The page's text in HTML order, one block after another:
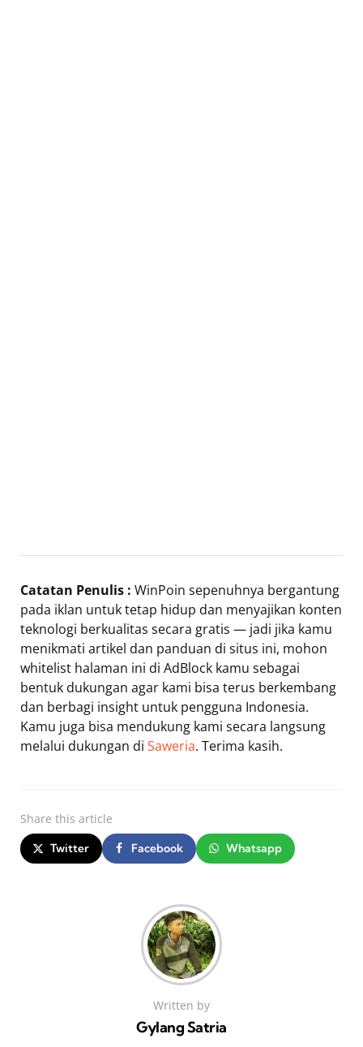
Catatan Penulis : WinPoin sepenuhnya bergantung
pada iklan untuk tetap hidup dan menyajikan konten
teknologi berkualitas secara gratis — jadi jika kamu
menikmati artikel dan panduan di situs ini, mohon
whitelist halaman ini di AdBlock kamu sebagai
bentuk dukungan agar kami bisa terus berkembang
dan berbagi insight untuk pengguna Indonesia.
Kamu juga bisa mendukung kami secara langsung
melalui dukungan di Saweria. Terima kasih.
Share this article
Twitter Facebook Whatsapp
Written by
Gylang Satria